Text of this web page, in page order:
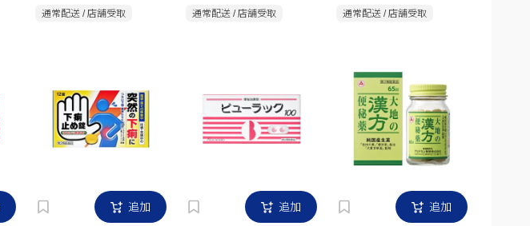
薬 12包
通常配送 / 店舗受取 通常配送 / 店舗受取 通常配送 / 店舗受取
追加 追加 追加